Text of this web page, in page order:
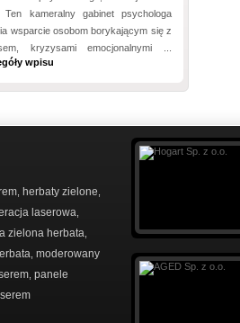
Ten kameralny gabinet psychologa
wsparcie osobom borykającym się z
kryzysami emocjonalnymi ...
wpisu
herbaty zielone
laserowa
zielona herbata
moderowany
panele